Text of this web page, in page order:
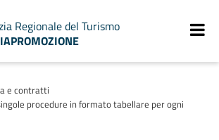
Regionale del Turismo
e contratti
procedure in formato tabellare per ogni